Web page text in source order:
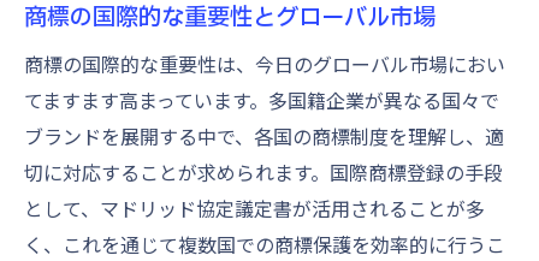
商標の国際的な重要性とグローバル市場
商標の国際的な重要性は、今日のグローバル市場におい
てますます高まっています。多国籍企業が異なる国々で
ブランドを展開する中で、各国の商標制度を理解し、適
切に対応することが求められます。国際商標登録の手段
として、マドリッド協定議定書が活用されることが多
く、これを通じて複数国での商標保護を効率的に行うこ